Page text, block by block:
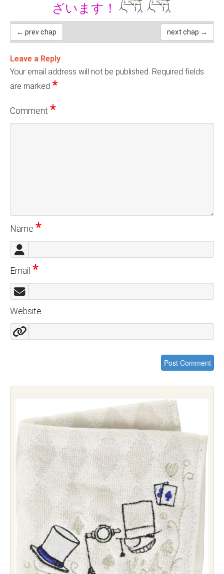
ざいます！
← prev chap next chap →
Leave a Reply
Your email address will not be published. Required fields
are marked *
Comment *
Name *
Email *
Website